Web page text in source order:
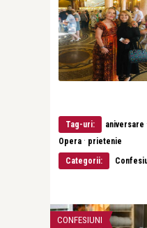
Tag-uri: aniversare
Opera · prietenie
Categorii:
CONFESIUNI